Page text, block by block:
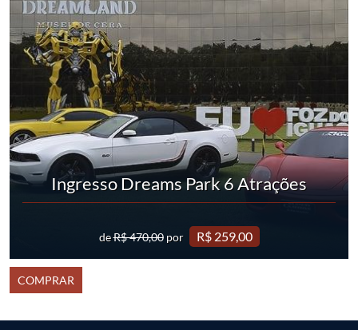
Ingresso Dreams Park 6 Atrações
deR$ 470,00 por R$ 259,00
COMPRAR